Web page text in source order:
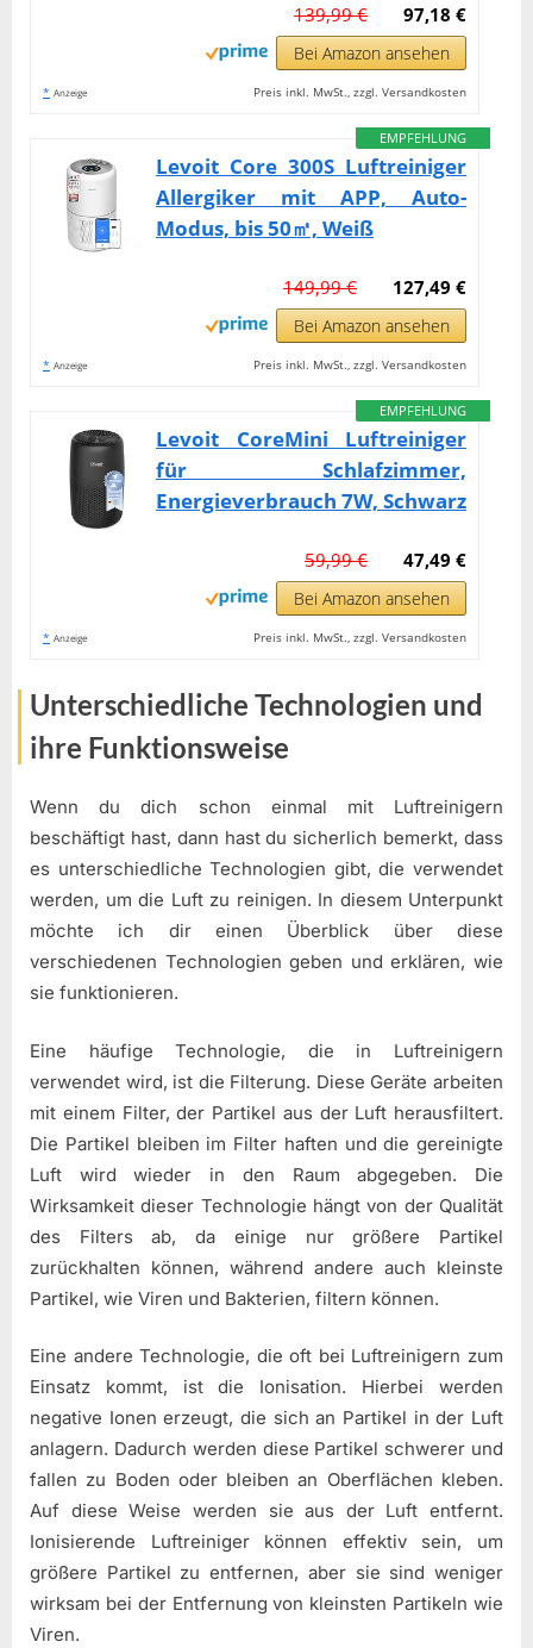
97,18 €
139,99 €
Bei Amazon ansehen
* Anzeige Preis inkl. MwSt., zzgl. Versandkosten
EMPFEHLUNG
Levoit Core 300S Luftreiniger
Allergiker mit APP, Auto-
Modus, bis 50㎡, Weiß
127,49 €
149,99 €
Bei Amazon ansehen
* Anzeige Preis inkl. MwSt., zzgl. Versandkosten
EMPFEHLUNG
Levoit CoreMini Luftreiniger
für Schlafzimmer,
Energieverbrauch 7W, Schwarz
47,49 €
59,99 €
Bei Amazon ansehen
* Anzeige Preis inkl. MwSt., zzgl. Versandkosten
Unterschiedliche Technologien und
ihre Funktionsweise
Wenn du dich schon einmal mit Luftreinigern
beschäftigt hast, dann hast du sicherlich bemerkt, dass
es unterschiedliche Technologien gibt, die verwendet
werden, um die Luft zu reinigen. In diesem Unterpunkt
möchte ich dir einen Überblick über diese
verschiedenen Technologien geben und erklären, wie
sie funktionieren.
Eine häufige Technologie, die in Luftreinigern
verwendet wird, ist die Filterung. Diese Geräte arbeiten
mit einem Filter, der Partikel aus der Luft herausfiltert.
Die Partikel bleiben im Filter haften und die gereinigte
Luft wird wieder in den Raum abgegeben. Die
Wirksamkeit dieser Technologie hängt von der Qualität
des Filters ab, da einige nur größere Partikel
zurückhalten können, während andere auch kleinste
Partikel, wie Viren und Bakterien, filtern können.
Eine andere Technologie, die oft bei Luftreinigern zum
Einsatz kommt, ist die Ionisation. Hierbei werden
negative Ionen erzeugt, die sich an Partikel in der Luft
anlagern. Dadurch werden diese Partikel schwerer und
fallen zu Boden oder bleiben an Oberflächen kleben.
Auf diese Weise werden sie aus der Luft entfernt.
Ionisierende Luftreiniger können effektiv sein, um
größere Partikel zu entfernen, aber sie sind weniger
wirksam bei der Entfernung von kleinsten Partikeln wie
Viren.